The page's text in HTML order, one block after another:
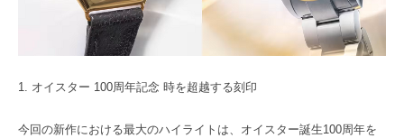
1. オイスター 100周年記念 時を超越する刻印
今回の新作における最大のハイライトは、オイスター誕生100周年を